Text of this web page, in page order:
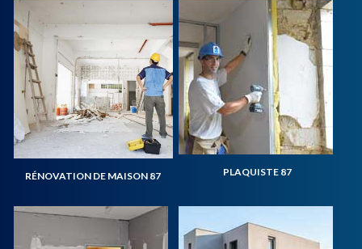
RÉNOVATION DE MAISON 87 PLAQUISTE 87